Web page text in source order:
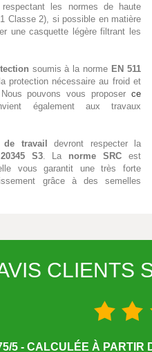
les normes de haute
Classe 2), si possible en matière
une casquette légère filtrant les
soumis à la norme EN 511
protection nécessaire au froid et
pouvons vous proposer ce
également aux travaux
de travail devront respecter la
S3. La norme SRC est
vous garantit une très forte
grâce à des semelles
CLIENTS
5 - CALCULÉE À